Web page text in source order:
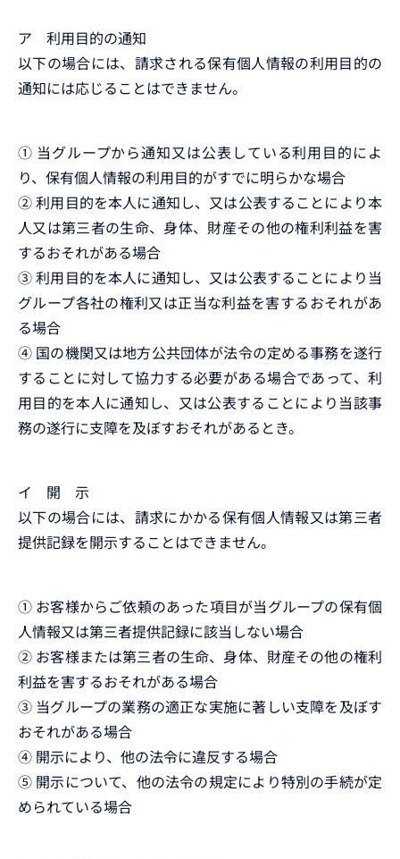
ア 利用目的の通知
以下の場合には、請求される保有個人情報の利用目的の
通知には応じることはできません。
➀ 当グループから通知又は公表している利用目的によ
り、保有個人情報の利用目的がすでに明らかな場合
➁ 利用目的を本人に通知し、又は公表することにより本
人又は第三者の生命、身体、財産その他の権利利益を害
するおそれがある場合
➂ 利用目的を本人に通知し、又は公表することにより当
グループ各社の権利又は正当な利益を害するおそれがあ
る場合
➃ 国の機関又は地方公共団体が法令の定める事務を遂行
することに対して協力する必要がある場合であって、利
用目的を本人に通知し、又は公表することにより当該事
務の遂行に支障を及ぼすおそれがあるとき。
イ 開 示
以下の場合には、請求にかかる保有個人情報又は第三者
提供記録を開示することはできません。
➀ お客様からご依頼のあった項目が当グループの保有個
人情報又は第三者提供記録に該当しない場合
➁ お客様または第三者の生命、身体、財産その他の権利
利益を害するおそれがある場合
➂ 当グループの業務の適正な実施に著しい支障を及ぼす
おそれがある場合
➃ 開示により、他の法令に違反する場合
➄ 開示について、他の法令の規定により特別の手続が定
められている場合